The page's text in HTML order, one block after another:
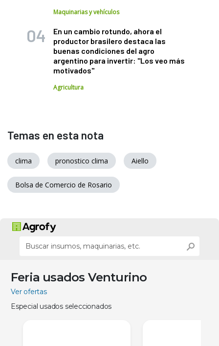
Maquinarias y vehículos
En un cambio rotundo, ahora el
productor brasilero destaca las
buenas condiciones del agro
argentino para invertir: "Los veo más
motivados"
Agricultura
Temas en esta nota
clima pronostico clima Aiello
Bolsa de Comercio de Rosario
Feria usados Venturino
Ver ofertas
Especial usados seleccionados